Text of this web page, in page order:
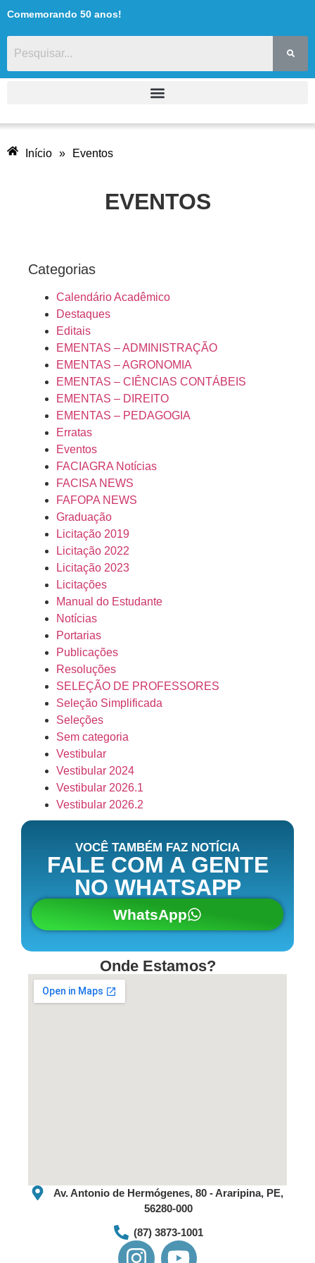
Comemorando 50 anos!
Início » Eventos
EVENTOS
Categorias
Calendário Acadêmico
Destaques
Editais
EMENTAS – ADMINISTRAÇÃO
EMENTAS – AGRONOMIA
EMENTAS – CIÊNCIAS CONTÁBEIS
EMENTAS – DIREITO
EMENTAS – PEDAGOGIA
Erratas
Eventos
FACIAGRA Notícias
FACISA NEWS
FAFOPA NEWS
Graduação
Licitação 2019
Licitação 2022
Licitação 2023
Licitações
Manual do Estudante
Notícias
Portarias
Publicações
Resoluções
SELEÇÃO DE PROFESSORES
Seleção Simplificada
Seleções
Sem categoria
Vestibular
Vestibular 2024
Vestibular 2026.1
Vestibular 2026.2
VOCÊ TAMBÉM FAZ NOTÍCIA
FALE COM A GENTE
NO WHATSAPP
WhatsApp
Onde Estamos?
Av. Antonio de Hermógenes, 80 - Araripina, PE,
56280-000
(87) 3873-1001
CURSO
APERFEIÇOAMENTO:
FORMAÇÃO
PROFISSIONAIS
APOIO
ESCOLAR.
27/03/2026
Nenhum
comentário
Alunos
dos
primeiros
períodos
Curso
Direito
FACISA
contemplados
com
100
exemplares
Vade
Mecum.
MAIS
17/03/2026
comentário